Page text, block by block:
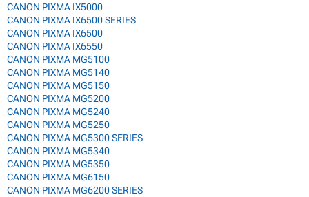
CANON PIXMA IX5000
CANON PIXMA IX6500 SERIES
CANON PIXMA IX6500
CANON PIXMA IX6550
CANON PIXMA MG5100
CANON PIXMA MG5140
CANON PIXMA MG5150
CANON PIXMA MG5200
CANON PIXMA MG5240
CANON PIXMA MG5250
CANON PIXMA MG5300 SERIES
CANON PIXMA MG5340
CANON PIXMA MG5350
CANON PIXMA MG6150
CANON PIXMA MG6200 SERIES